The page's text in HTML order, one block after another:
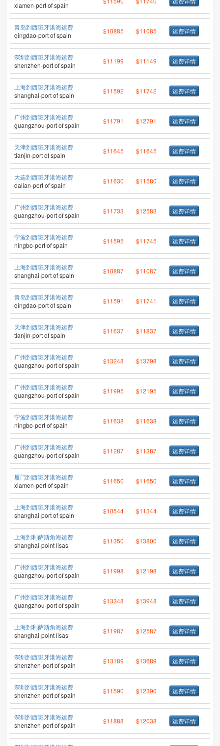
xiamen-port of spain
青岛到西班牙港海运费
qingdao-port of spain
$10885 $11085 运费详情
深圳到西班牙港海运费
shenzhen-port of spain
$11199 $11149 运费详情
上海到西班牙港海运费
shanghai-port of spain
$11592 $11742 运费详情
广州到西班牙港海运费
guangzhou-port of spain
$11791 $12791 运费详情
天津到西班牙港海运费
tianjin-port of spain
$11645 $11645 运费详情
大连到西班牙港海运费
dalian-port of spain
$11630 $11580 运费详情
广州到西班牙港海运费
guangzhou-port of spain
$11733 $12583 运费详情
宁波到西班牙港海运费
ningbo-port of spain
$11595 $11745 运费详情
上海到西班牙港海运费
shanghai-port of spain
$10887 $11087 运费详情
青岛到西班牙港海运费
qingdao-port of spain
$11591 $11741 运费详情
天津到西班牙港海运费
tianjin-port of spain
$11637 $11837 运费详情
广州到西班牙港海运费
guangzhou-port of spain
$13248 $13798 运费详情
广州到西班牙港海运费
guangzhou-port of spain
$11995 $12195 运费详情
宁波到西班牙港海运费
ningbo-port of spain
$11638 $11638 运费详情
广州到西班牙港海运费
guangzhou-port of spain
$11287 $11387 运费详情
厦门到西班牙港海运费
xiamen-port of spain
$11650 $11650 运费详情
上海到西班牙港海运费
shanghai-port of spain
$10544 $11344 运费详情
上海到利萨斯角海运费
shanghai-point lisas
$11350 $13800 运费详情
广州到西班牙港海运费
guangzhou-port of spain
$11998 $12198 运费详情
广州到西班牙港海运费
guangzhou-port of spain
$13348 $13948 运费详情
上海到利萨斯角海运费
shanghai-point lisas
$11987 $12587 运费详情
深圳到西班牙港海运费
shenzhen-port of spain
$13189 $13689 运费详情
深圳到西班牙港海运费
shenzhen-port of spain
$11590 $12390 运费详情
深圳到西班牙港海运费
shenzhen-port of spain
$11888 $12038 运费详情